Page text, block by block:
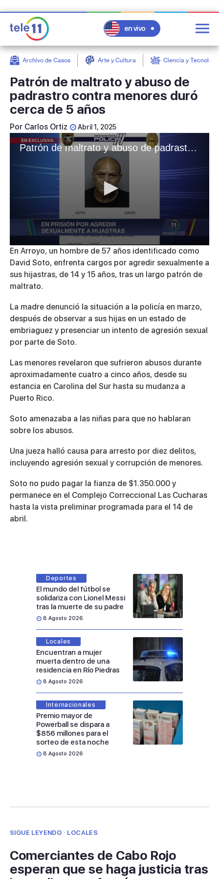
en vivo
Archivo de Casos Arte y Cultura Ciencia y
Patrón de maltrato y abuso de
padrastro contra menores duró
cerca de 5 años
Por Carlos Ortiz Abril 1, 2025
Patrón de maltrato y abuso de padrastro contra menores duró cerca de 5 años
0
seconds
of
2
minutes,
46
En Arroyo, un hombre de 57 años identificado como
David Soto, enfrenta cargos por agredir sexualmente a
sus hijastras, de 14 y 15 años, tras un largo patrón de
maltrato.
La madre denunció la situación a la policía en marzo,
después de observar a sus hijas en un estado de
embriaguez y presenciar un intento de agresión sexual
por parte de Soto.
Las menores revelaron que sufrieron abusos durante
aproximadamente cuatro a cinco años, desde su
estancia en Carolina del Sur hasta su mudanza a
Puerto Rico.
Soto amenazaba a las niñas para que no hablaran
sobre los abusos.
Una jueza halló causa para arresto por diez delitos,
incluyendo agresión sexual y corrupción de menores.
Soto no pudo pagar la fianza de $1.350.000 y
permanece en el Complejo Correccional Las Cucharas
hasta la vista preliminar programada para el 14 de
abril.
Deportes
El mundo del fútbol se
solidariza con Lionel Messi
tras la muerte de su padre
8 Agosto 2026
Locales
Encuentran a mujer
muerta dentro de una
residencia en Río Piedras
8 Agosto 2026
Internacionales
Premio mayor de
Powerball se dispara a
$856 millones para el
sorteo de esta noche
8 Agosto 2026
SIGUE LEYENDO · LOCALES
Comerciantes de Cabo Rojo
esperan que se haga justicia tras
post